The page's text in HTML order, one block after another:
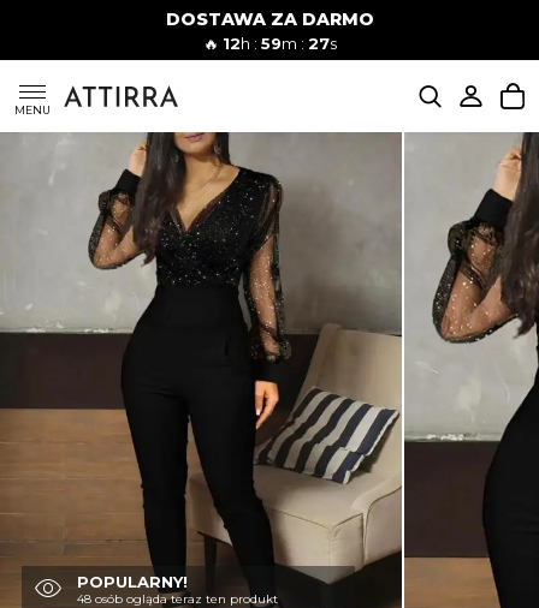
DOSTAWA ZA DARMO
🔥 12h : 59m : 26s
MENU
Mężczyźni
SUKIENKI
KOMBINEZONY
STROJE KĄPIELOWE
BLUZKI
OBUWIE
POPULARNY!
48 osób ogląda teraz ten produkt